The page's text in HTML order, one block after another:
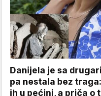
Danijela je sa
pa nestala bez
ih u pećini, a priča o